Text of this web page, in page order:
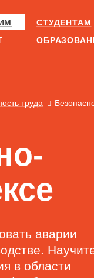
СТУДЕНТАМ
труда
аварии
в области